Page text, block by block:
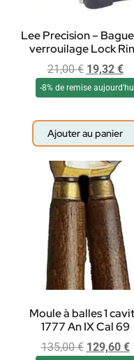
Lee Precision –
verrouilage Lock
21,00€ 19,32 €
-8% de remise
Ajouter au panier
Moule à balles 1
1777 An IX Cal 69
135,00€ 129,60 €